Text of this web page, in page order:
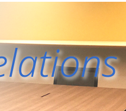
ジに☆2認定製品を追加し
（103KB）